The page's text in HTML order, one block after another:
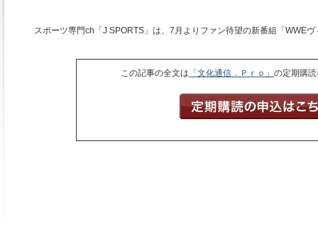
スポーツ専門ch「J SPORTS」は、7月よりファン待望の新番組「WWE
この記事の全文は 「文化通信．Ｐｒｏ」の定期購